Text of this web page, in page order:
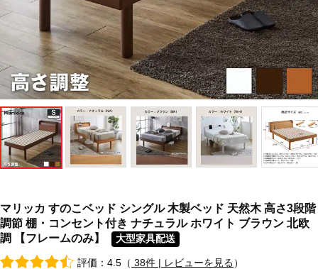
マリッカ すのこベッド シングル 木製ベッド 天然木 高さ3段階
調節 棚・コンセント付き ナチュラル ホワイト ブラウン 北欧
調 【フレームのみ】
大型家具配送
評価：4.5（ 38件 | レビューを見る）